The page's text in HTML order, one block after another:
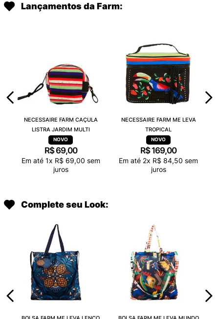
Lançamentos da Farm:
NECESSAIRE FARM CAÇULA
LISTRA JARDIM MULTI
R$ 69,00
Em até 1x R$ 69,00 sem
juros
NECESSAIRE FARM ME LEVA
TROPICAL
R$ 169,00
Em até 2x R$ 84,50 sem
juros
Complete seu Look: